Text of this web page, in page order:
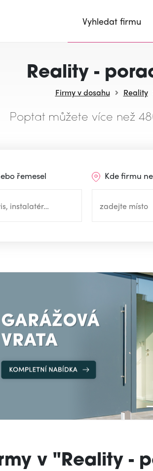
Vyhledat firmu
Reality -
Firmy v dosahu Reality
Poptat můžete více než
řemesel Kde firmu
v "Reality -